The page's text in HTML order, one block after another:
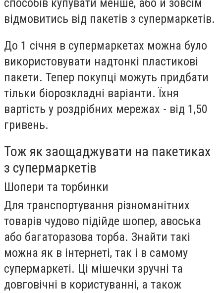
способів купувати менше, або й зовсім
відмовитись від пакетів з супермаркетів.
До 1 січня в супермаркетах можна було
використовувати надтонкі пластикові
пакети. Тепер покупці можуть придбати
тільки біорозкладні варіанти. Їхня
вартість у роздрібних мережах - від 1,50
гривень.
Тож як заощаджувати на пакетиках
з супермаркетів
Шопери та торбинки
Для транспортування різноманітних
товарів чудово підійде шопер, авоська
або багаторазова торба. Знайти такі
можна як в інтернеті, так і в самому
супермаркеті. Ці мішечки зручні та
довговічні в користуванні, а також